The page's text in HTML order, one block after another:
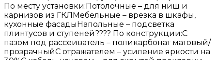
По месту установки:Потолочные – для ниш и
карнизов из ГКЛМебельные – врезка в шкафы,
кухонные фасадыНапольные – подсветка
плинтусов и ступеней???? По конструкции:С
пазом под рассеиватель – поликарбонат матовый/
прозрачныйС отражателем – усиление яркости на